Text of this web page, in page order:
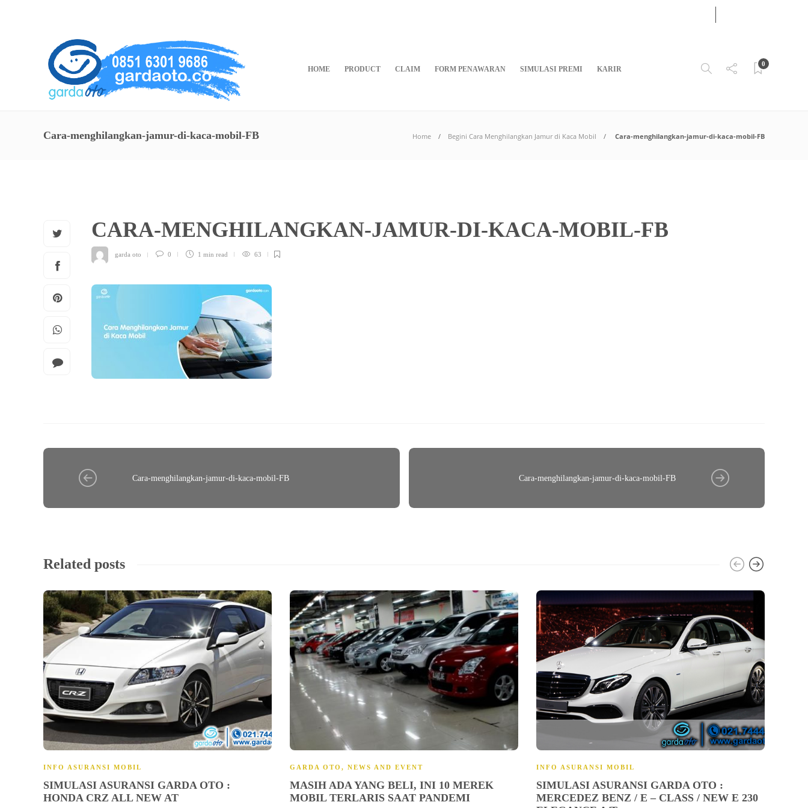
HOME PRODUCT CLAIM FORM PENAWARAN SIMULASI PREMI KARIR
0
Cara-menghilangkan-jamur-di-kaca-mobil-FB Home Begini Cara Menghilangkan Jamur di Kaca Mobil Cara-menghilangkan-jamur-di-kaca-mobil-FB
CARA-MENGHILANGKAN-JAMUR-DI-KACA-MOBIL-FB
garda oto 0 1 min read 63
Cara-menghilangkan-jamur-di-kaca-mobil-FB Cara-menghilangkan-jamur-di-kaca-mobil-FB
Related posts
INFO ASURANSI MOBIL
SIMULASI ASURANSI GARDA OTO :
HONDA CRZ ALL NEW AT
GARDA OTO , NEWS AND EVENT
MASIH ADA YANG BELI, INI 10 MEREK
MOBIL TERLARIS SAAT PANDEMI
INFO ASURANSI MOBIL
SIMULASI ASURANSI GARDA OTO :
MERCEDEZ BENZ / E – CLASS / NEW E 230